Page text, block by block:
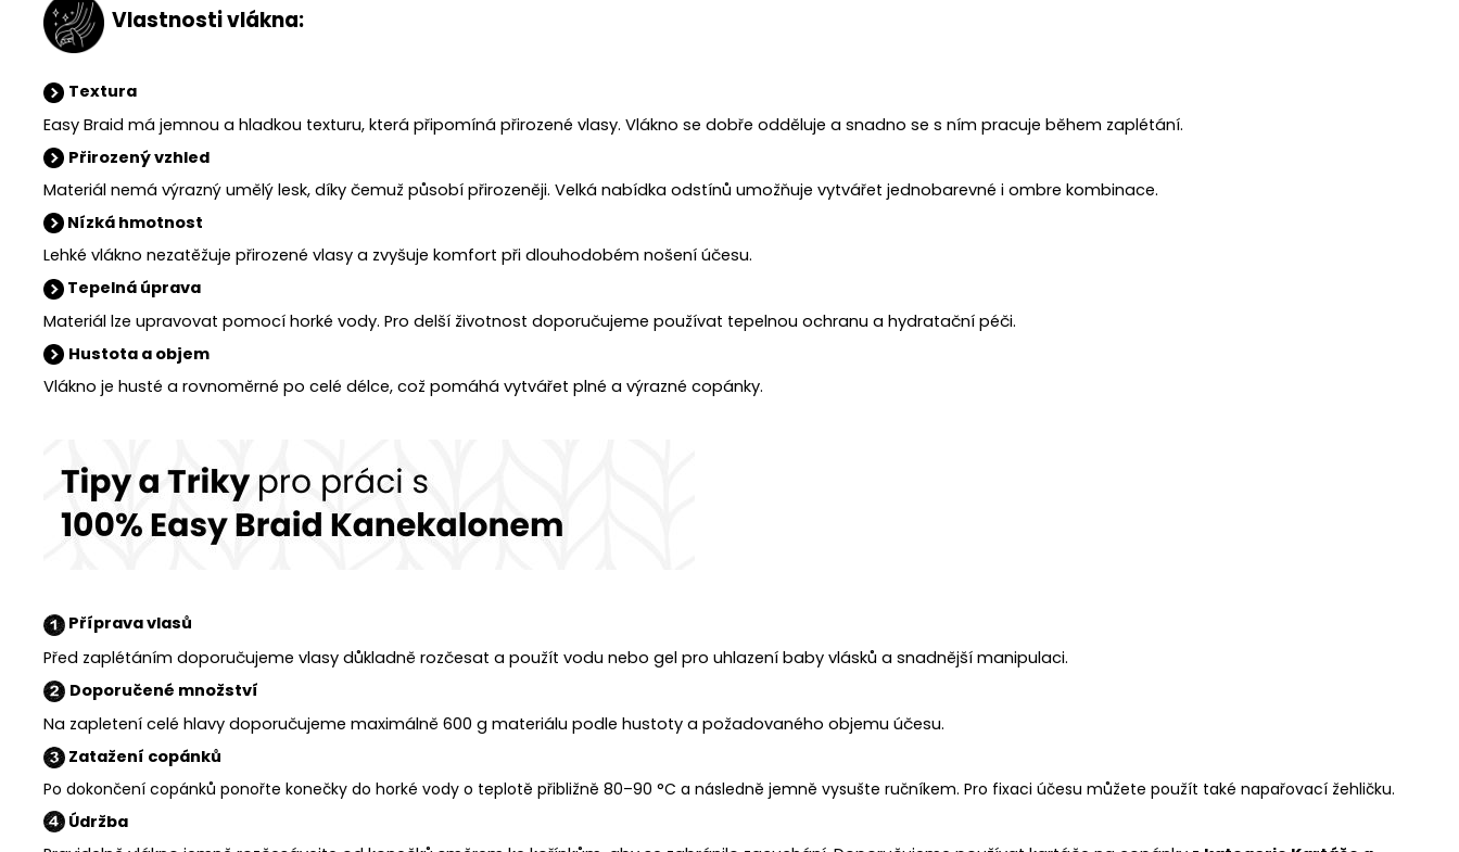
Vlastnosti vlákna:
Textura
Easy Braid má jemnou a hladkou texturu, která připomíná přirozené vlasy. Vlákno se dobře odděluje a snadno se s ním pracuje během zaplétání.
Přirozený vzhled
Materiál nemá výrazný umělý lesk, díky čemuž působí přirozeněji. Velká nabídka odstínů umožňuje vytvářet jednobarevné i ombre kombinace.
Nízká hmotnost
Lehké vlákno nezatěžuje přirozené vlasy a zvyšuje komfort při dlouhodobém nošení účesu.
Tepelná úprava
Materiál lze upravovat pomocí horké vody. Pro delší životnost doporučujeme používat tepelnou ochranu a hydratační péči.
Hustota a objem
Vlákno je husté a rovnoměrné po celé délce, což pomáhá vytvářet plné a výrazné copánky.
Příprava vlasů
Před zaplétáním doporučujeme vlasy důkladně rozčesat a použít vodu nebo gel pro uhlazení baby vlásků a snadnější manipulaci.
Doporučené množství
Na zapletení celé hlavy doporučujeme maximálně 600 g materiálu podle hustoty a požadovaného objemu účesu.
Zatažení copánků
Po dokončení copánků ponořte konečky do horké vody o teplotě přibližně 80–90 °C a následně jemně vysušte ručníkem. Pro fixaci účesu můžete použít také napařovací žehličku.
Údržba